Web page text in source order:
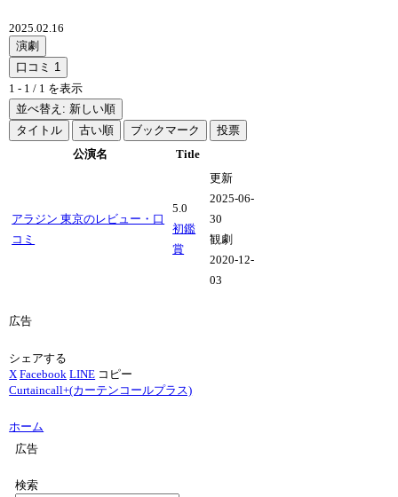
2025.02.16
演劇
口コミ 1
1 - 1 / 1 を表示
並べ替え: 新しい順
タイトル
古い順 ブックマーク
投票
公演名
Title
アラジン 東京のレビュー・口
コミ
5.0
初鑑
賞
更新
2025-06-
30
観劇
2020-12-
03
広告
シェアする
X Facebook LINE コピー
Curtaincall+(カーテンコールプラス)
ホーム
広告
検索